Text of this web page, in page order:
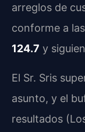
arreglos de
conforme a
124.7 y
El Sr. Sris
asunto, y el
resultados